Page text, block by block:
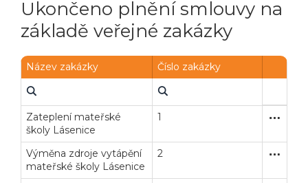
Ukončeno plnění smlouvy na
základě veřejné zakázky
Název zakázky Číslo zakázky
Zateplení mateřské
školy Lásenice
1
Výměna zdroje vytápění
mateřské školy Lásenice
2